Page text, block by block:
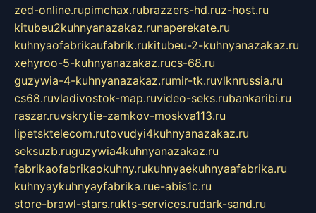
zed-online.rupimchax.rubrazzers-hd.ruz-host.ru
kitubeu2kuhnyanazakaz.runaperekate.ru
kuhnyaofabrikaufabrik.rukitubeu-2-kuhnyanazakaz.ru
xehyroo-5-kuhnyanazakaz.rucs-68.ru
guzywia-4-kuhnyanazakaz.rumir-tk.ruvlknrussia.ru
cs68.ruvladivostok-map.ruvideo-seks.rubankaribi.ru
raszar.ruvskrytie-zamkov-moskva113.ru
lipetsktelecom.rutovudyi4kuhnyanazakaz.ru
seksuzb.ruguzywia4kuhnyanazakaz.ru
fabrikaofabrikaokuhny.rukuhnyaekuhnyaafabrika.ru
kuhnyaykuhnyayfabrika.rue-abis1c.ru
store-brawl-stars.rukts-services.rudark-sand.ru